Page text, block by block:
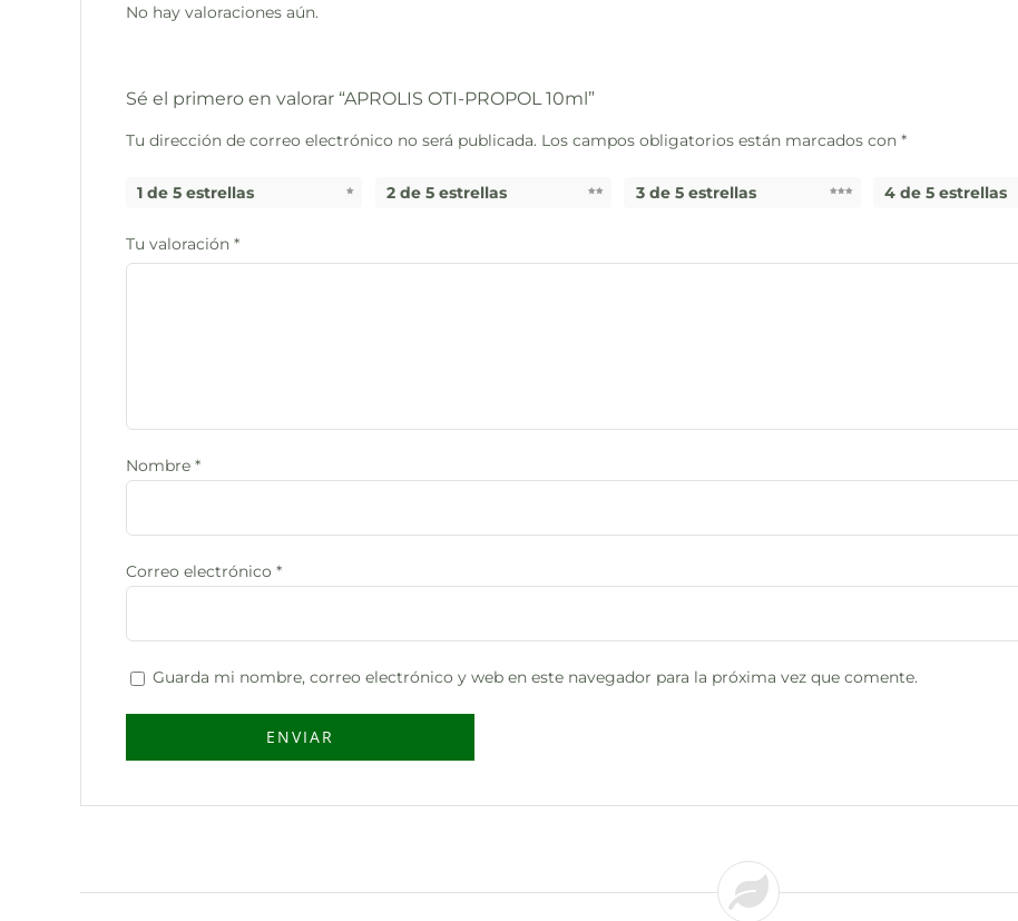
No hay valoraciones aún.
Sé el primero en valorar “APROLIS OTI-PROPOL 10ml”
Tu dirección de correo electrónico no será publicada. Los campos obligatorios están marcados con *
1 de 5 estrellas 2 de 5 estrellas 3 de 5 estrellas 4 de 5 estrellas
Tu valoración *
Nombre *
Correo electrónico *
Guarda mi nombre, correo electrónico y web en este navegador para la próxima vez que comente.